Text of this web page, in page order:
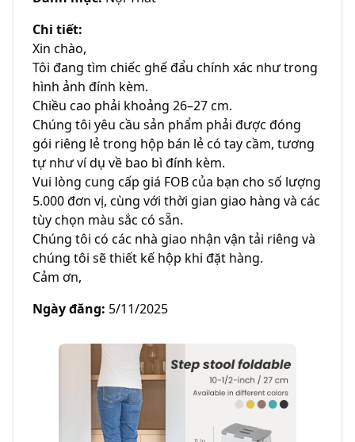
Chi tiết:
Xin chào,
Tôi đang tìm chiếc ghế đẩu chính xác như trong
hình ảnh đính kèm.
Chiều cao phải khoảng 26–27 cm.
Chúng tôi yêu cầu sản phẩm phải được đóng
gói riêng lẻ trong hộp bán lẻ có tay cầm, tương
tự như ví dụ về bao bì đính kèm.
Vui lòng cung cấp giá FOB của bạn cho số lượng
5.000 đơn vị, cùng với thời gian giao hàng và các
tùy chọn màu sắc có sẵn.
Chúng tôi có các nhà giao nhận vận tải riêng và
chúng tôi sẽ thiết kế hộp khi đặt hàng.
Cảm ơn,
Ngày đăng: 5/11/2025